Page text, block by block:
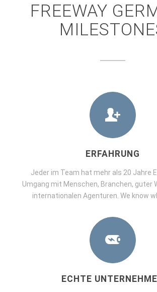
FREEWAY
ERFAHRUNG
Jeder im Team hat mehr als 20 Jahre
Umgang mit Menschen, Branchen, guter
internationalen Agenturen. We know
ECHTE